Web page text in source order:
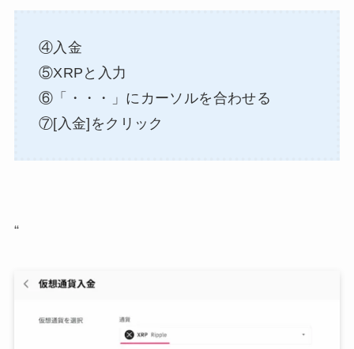
④入金
⑤XRPと入力
⑥「・・・」にカーソルを合わせる
⑦[入金]をクリック
“